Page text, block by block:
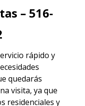
– 516-
rápido y
quedarás
visita, ya que
residenciales y